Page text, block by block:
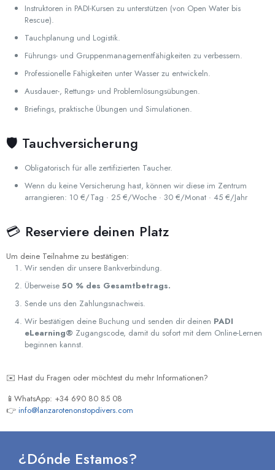
Instruktoren in PADI-Kursen zu unterstützen (von Open Water bis
Rescue).
Tauchplanung und Logistik.
Führungs- und Gruppenmanagementfähigkeiten zu verbessern.
Professionelle Fähigkeiten unter Wasser zu entwickeln.
Ausdauer-, Rettungs- und Problemlösungsübungen.
Briefings, praktische Übungen und Simulationen.
🛡️ Tauchversicherung
Obligatorisch für alle zertifizierten Taucher.
Wenn du keine Versicherung hast, können wir diese im Zentrum
arrangieren: 10 €/Tag · 25 €/Woche · 30 €/Monat · 45 €/Jahr
💳 Reserviere deinen Platz
Um deine Teilnahme zu bestätigen:
Wir senden dir unsere Bankverbindung.
Überweise 50 % des Gesamtbetrags.
Sende uns den Zahlungsnachweis.
Wir bestätigen deine Buchung und senden dir deinen PADI
eLearning® Zugangscode, damit du sofort mit dem Online-Lernen
beginnen kannst.
✉️ Hast du Fragen oder möchtest du mehr Informationen?
📱WhatsApp: +34 690 80 85 08
👉 info@lanzarotenonstopdivers.com
¿Dónde Estamos?